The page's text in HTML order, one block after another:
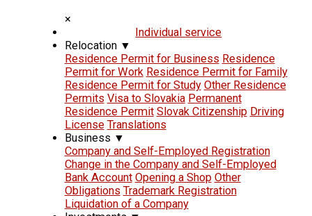
×
Individual service
Relocation ▼
Residence Permit for Business Residence
Permit for Work Residence Permit for Family
Residence Permit for Study Other Residence
Permits Visa to Slovakia Permanent
Residence Permit Slovak Citizenship Driving
License Translations
Business ▼
Company and Self-Employed Registration
Change in the Company and Self-Employed
Bank Account Opening a Shop Other
Obligations Trademark Registration
Liquidation of a Company